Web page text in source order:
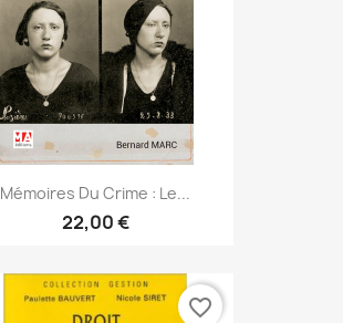
Mémoires Du Crime : Le...
22,00 €
favorite_border